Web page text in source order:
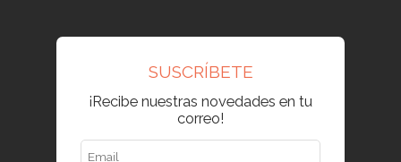
SUSCRÍBETE
¡Recibe nuestras novedades en tu
correo!